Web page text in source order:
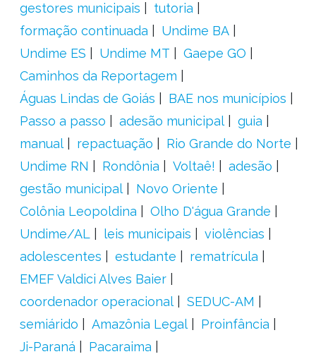
gestores municipais
tutoria
formação continuada
Undime BA
Undime ES
Undime MT
Gaepe GO
Caminhos da Reportagem
Águas Lindas de Goiás
BAE nos municípios
Passo a passo
adesão municipal
guia
manual
repactuação
Rio Grande do Norte
Undime RN
Rondônia Voltaê!
adesão
gestão municipal
Novo Oriente
Colônia Leopoldina
Olho D'água Grande
Undime/AL
leis municipais
violências
adolescentes
estudante
rematrícula
EMEF Valdici Alves Baier
coordenador operacional
SEDUC-AM
semiárido
Amazônia Legal
Proinfância
Ji-Paraná
Pacaraima